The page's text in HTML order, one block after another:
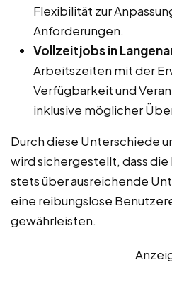
Flexibilität zur
Anforderungen.
Vollzeitjobs in
Arbeitszeiten mit der
Verfügbarkeit und
inklusive möglicher
Durch diese Unterschiede
wird sichergestellt, dass
stets über ausreichende
eine reibungslose
gewährleisten.